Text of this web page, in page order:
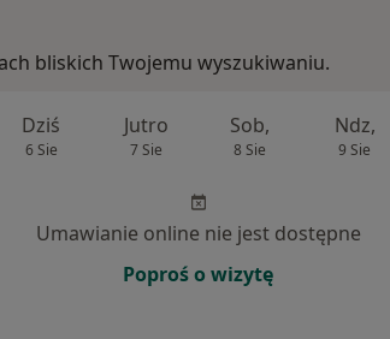
bliskich Twojemu wyszukiwaniu.
Dziś
6 Sie
Jutro
7 Sie
Sob,
8 Sie
Ndz,
9 Sie
Umawianie online nie jest dostępne
Poproś o wizytę